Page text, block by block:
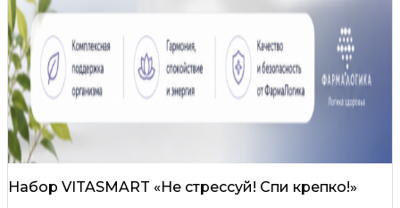
Набор VITASMART «Не стрессуй! Спи крепко!»